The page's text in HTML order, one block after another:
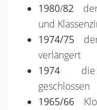
1980/82
und
1974/75
verlängert
1974
geschlossen
1965/66